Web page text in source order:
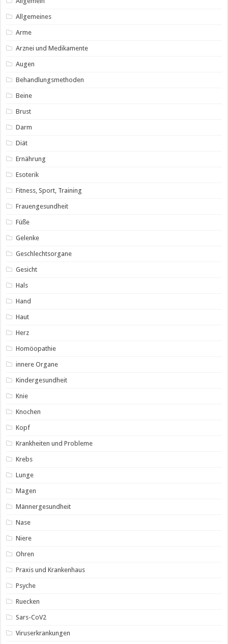
Allgemeines
Arme
Arznei und Medikamente
Augen
Behandlungsmethoden
Beine
Brust
Darm
Diät
Ernährung
Esoterik
Fitness, Sport, Training
Frauengesundheit
Füße
Gelenke
Geschlechtsorgane
Gesicht
Hals
Hand
Haut
Herz
Homöopathie
innere Organe
Kindergesundheit
Knie
Knochen
Kopf
Krankheiten und Probleme
Krebs
Lunge
Magen
Männergesundheit
Nase
Niere
Ohren
Praxis und Krankenhaus
Psyche
Ruecken
Sars-CoV2
Viruserkrankungen